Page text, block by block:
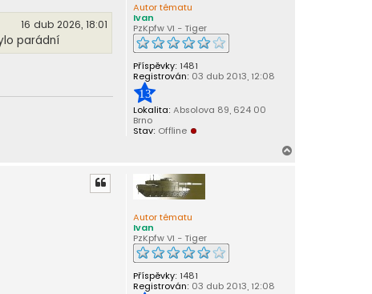
Autor tématu
Ivan
PzKpfw VI - Tiger
Příspěvky: 1481
Registrován: 03 dub 2013, 12:08
13
Lokalita: Absolova 89, 624 00
Brno
Stav: Offline
16 dub 2026, 18:01
parádní
Autor tématu
Ivan
PzKpfw VI - Tiger
Příspěvky: 1481
Registrován: 03 dub 2013, 12:08